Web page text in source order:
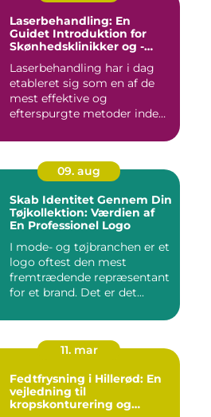
Laserbehandling: En
Guidet Introduktion for
Skønhedsklinikker og -
Laserbehandling har i dag
etableret sig som en af de
mest effektive og
efterspurgte metoder inden
09. aug
Skab Identitet Gennem Din
Tøjkollektion: Værdien af
En Professionel Logo
I mode- og tøjbranchen er et
logo oftest den mest
fremtrædende repræsentant
for et brand. Det er det...
11. mar
Fedtfrysning i Hillerød: En
vejledning til
kropskonturering og